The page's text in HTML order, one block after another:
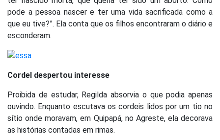
pode a pessoa nascer e ter uma vida sacrificada como a
que eu tive?”. Ela conta que os filhos encontraram o diário e
esconderam.
Cordel despertou interesse
Proibida de estudar, Regilda absorvia o que podia apenas
ouvindo. Enquanto escutava os cordeis lidos por um tio no
sítio onde moravam, em Quipapá, no Agreste, ela decorava
as histórias contadas em rimas.